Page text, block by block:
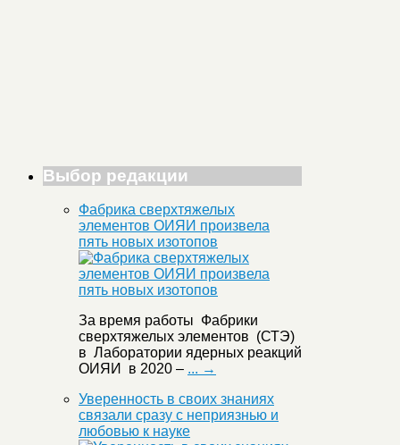
Выбор редакции
Фабрика сверхтяжелых
элементов ОИЯИ произвела
пять новых изотопов
За время работы Фабрики
сверхтяжелых элементов (СТЭ)
в Лаборатории ядерных реакций
ОИЯИ в 2020 – ... →
Уверенность в своих знаниях
связали сразу с неприязнью и
любовью к науке